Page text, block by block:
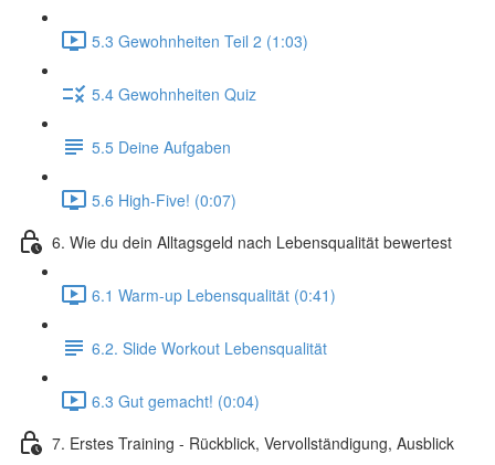
5.3 Gewohnheiten Teil 2 (1:03)
5.4 Gewohnheiten Quiz
5.5 Deine Aufgaben
5.6 High-Five! (0:07)
6. Wie du dein Alltagsgeld nach Lebensqualität bewertest
6.1 Warm-up Lebensqualität (0:41)
6.2. Slide Workout Lebensqualität
6.3 Gut gemacht! (0:04)
7. Erstes Training - Rückblick, Vervollständigung, Ausblick